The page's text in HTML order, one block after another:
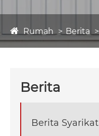
Rumah Berita
Berita
Berita Syarikat